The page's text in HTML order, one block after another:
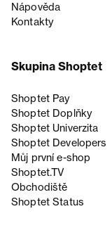
Nápověda
Kontakty
Skupina Shoptet
Shoptet Pay
Shoptet Doplňky
Shoptet Univerzita
Shoptet Developers
Můj první e-shop
Shoptet.TV
Obchodiště
Shoptet Status